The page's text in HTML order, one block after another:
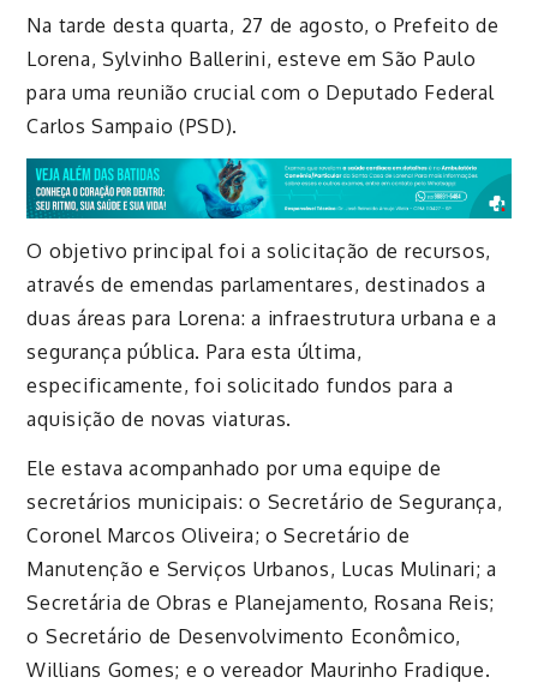
Na tarde desta quarta, 27 de agosto, o Prefeito de
Lorena, Sylvinho Ballerini, esteve em São Paulo
para uma reunião crucial com o Deputado Federal
Carlos Sampaio (PSD).
O objetivo principal foi a solicitação de recursos,
através de emendas parlamentares, destinados a
duas áreas para Lorena: a infraestrutura urbana e a
segurança pública. Para esta última,
especificamente, foi solicitado fundos para a
aquisição de novas viaturas.
Ele estava acompanhado por uma equipe de
secretários municipais: o Secretário de Segurança,
Coronel Marcos Oliveira; o Secretário de
Manutenção e Serviços Urbanos, Lucas Mulinari; a
Secretária de Obras e Planejamento, Rosana Reis;
o Secretário de Desenvolvimento Econômico,
Willians Gomes; e o vereador Maurinho Fradique.